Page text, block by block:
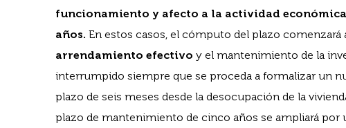
funcionamiento y afecto a la actividad
años. En estos casos, el cómputo del plazo comenzará
arrendamiento efectivo y el mantenimiento de la
interrumpido siempre que se proceda a formalizar un
plazo de seis meses desde la desocupación de la
plazo de mantenimiento de cinco años se ampliará por